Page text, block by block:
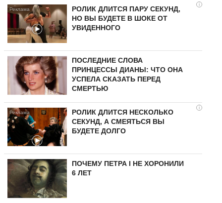
i
РОЛИК ДЛИТСЯ ПАРУ СЕКУНД,
НО ВЫ БУДЕТЕ В ШОКЕ ОТ
УВИДЕННОГО
ПОСЛЕДНИЕ СЛОВА
ПРИНЦЕССЫ ДИАНЫ: ЧТО ОНА
УСПЕЛА СКАЗАТЬ ПЕРЕД
СМЕРТЬЮ
i
РОЛИК ДЛИТСЯ НЕСКОЛЬКО
СЕКУНД, А СМЕЯТЬСЯ ВЫ
БУДЕТЕ ДОЛГО
ПОЧЕМУ ПЕТРА I НЕ ХОРОНИЛИ
6 ЛЕТ